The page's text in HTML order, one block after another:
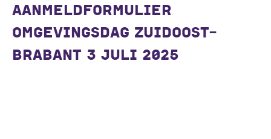
AANMELDFORMULIER
OMGEVINGSDAG ZUIDOOST-
BRABANT 3 JULI 2025